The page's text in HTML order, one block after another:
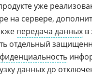
уже
на сервере,
передача данных в
отдельный
данных до